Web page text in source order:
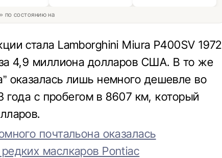
по состоянию на
стала Lamborghini Miura P400SV 1972
4,9 миллиона долларов США. В то же
оказалась лишь немного дешевле во
года с пробегом в 8607 км, который
почтальона оказалась
маслкаров Pontiac